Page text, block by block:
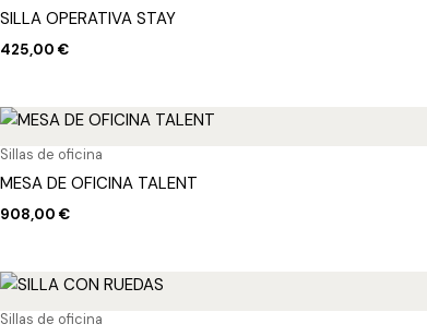
SILLA OPERATIVA STAY
425,00 €
Sillas de oficina
MESA DE OFICINA TALENT
908,00 €
Sillas de oficina